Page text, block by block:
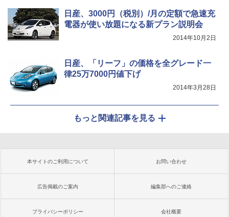
日産、3000円（税別）/月の定額で急速充
電器が使い放題になる新プラン説明会
2014年10月2日
日産、「リーフ」の価格を全グレード一
律25万7000円値下げ
2014年3月28日
もっと関連記事を見る
本サイトのご利用について お問い合わせ
広告掲載のご案内 編集部へのご連絡
プライバシーポリシー 会社概要